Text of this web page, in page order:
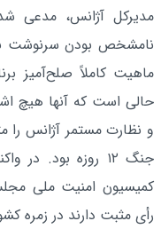
مدیرکل آژانس، مدعی
نامشخص بودن سرنوشت
ماهیت کاملاً صلح‌آمیز
حالی است که آنها هیچ
و نظارت مستمر آژانس را
جنگ ۱۲ روزه بود.
کمیسیون امنیت ملی
رأی مثبت دارند در زمره